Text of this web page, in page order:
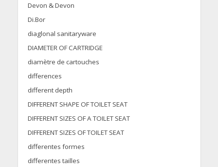
Devon & Devon
Di.Bor
diaglonal sanitaryware
DIAMETER OF CARTRIDGE
diamètre de cartouches
differences
different depth
DIFFERENT SHAPE OF TOILET SEAT
DIFFERENT SIZES OF A TOILET SEAT
DIFFERENT SIZES OF TOILET SEAT
differentes formes
differentes tailles